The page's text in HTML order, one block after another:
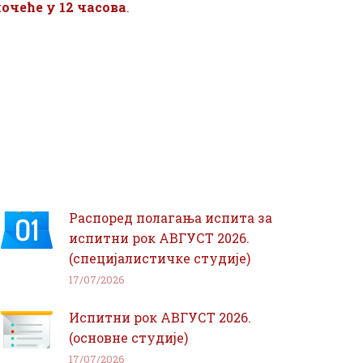
у 12 часова.
Распоред полагања испита за
испитни рок АВГУСТ 2026.
(специјалистичке студије)
17/07/2026
Испитни рок АВГУСТ 2026.
(основне студије)
17/07/2026